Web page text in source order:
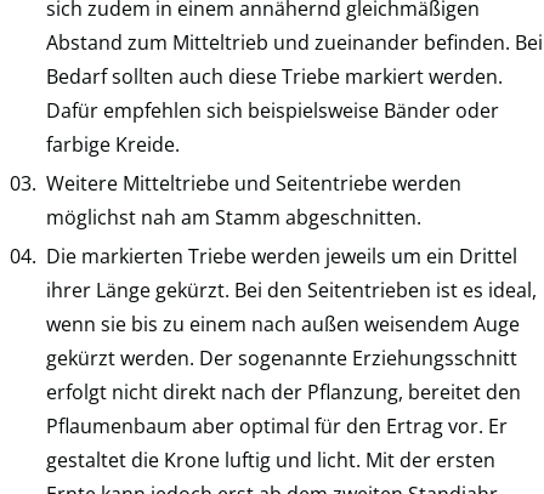
sich zudem in einem annähernd gleichmäßigen
Abstand zum Mitteltrieb und zueinander befinden. Bei
Bedarf sollten auch diese Triebe markiert werden.
Dafür empfehlen sich beispielsweise Bänder oder
farbige Kreide.
Weitere Mitteltriebe und Seitentriebe werden
möglichst nah am Stamm abgeschnitten.
Die markierten Triebe werden jeweils um ein Drittel
ihrer Länge gekürzt. Bei den Seitentrieben ist es ideal,
wenn sie bis zu einem nach außen weisendem Auge
gekürzt werden. Der sogenannte Erziehungsschnitt
erfolgt nicht direkt nach der Pflanzung, bereitet den
Pflaumenbaum aber optimal für den Ertrag vor. Er
gestaltet die Krone luftig und licht. Mit der ersten